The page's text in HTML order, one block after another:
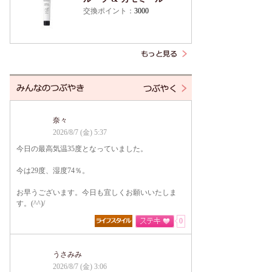
交換ポイント： 3000
奈々
2026/8/7 (金) 5:37
今日の最高気温35度となっていました。
今は29度、湿度74％。
お早うございます。今日も宜しくお願いいたしま
す。(^^)/
0
うさみみ
2026/8/7 (金) 3:06